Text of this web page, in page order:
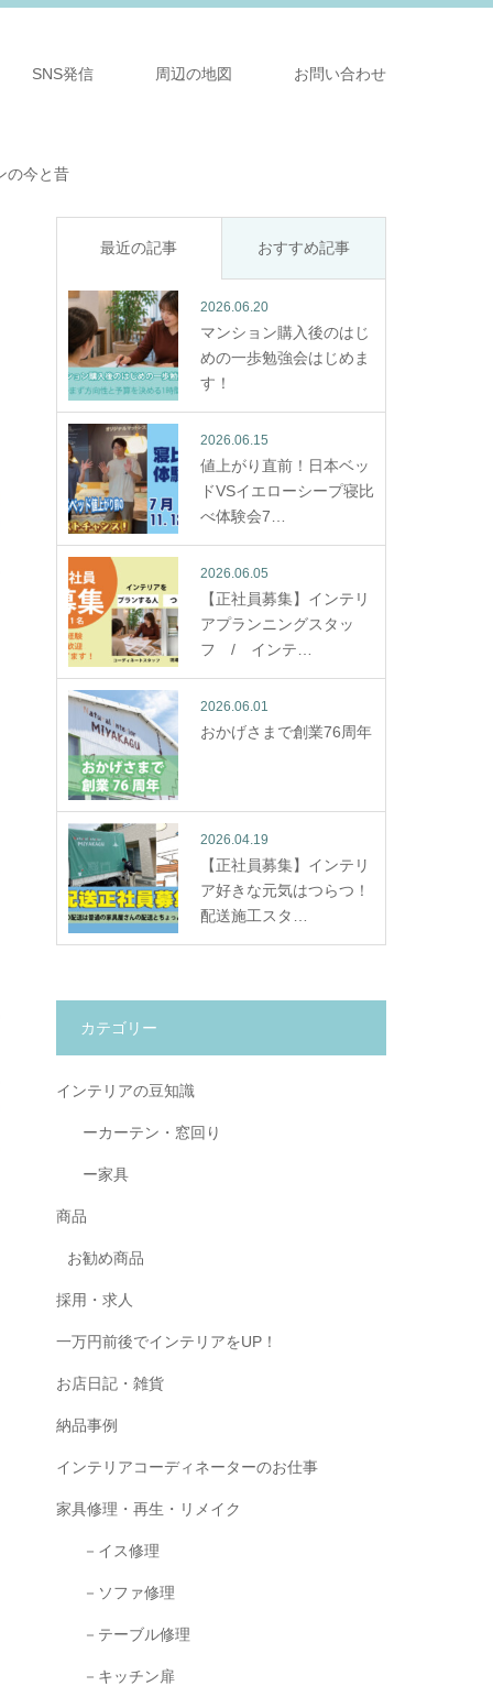
SNS発信 周辺の地図 お問い合わせ
今と昔
最近の記事 おすすめ記事
2026.06.20
マンション購入後のはじ
めの一歩勉強会はじめま
す！
2026.06.15
値上がり直前！日本ベッ
ドVSイエローシープ寝比
べ体験会7…
2026.06.05
【正社員募集】インテリ
アプランニングスタッ
フ / インテ…
2026.06.01
おかげさまで創業76周年
2026.04.19
【正社員募集】インテリ
ア好きな元気はつらつ！
配送施工スタ…
カテゴリー
インテリアの豆知識
ーカーテン・窓回り
ー家具
商品
お勧め商品
採用・求人
一万円前後でインテリアをUP！
お店日記・雑貨
納品事例
インテリアコーディネーターのお仕事
家具修理・再生・リメイク
－イス修理
－ソファ修理
－テーブル修理
－キッチン扉